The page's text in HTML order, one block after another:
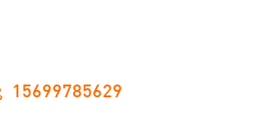
15699785629